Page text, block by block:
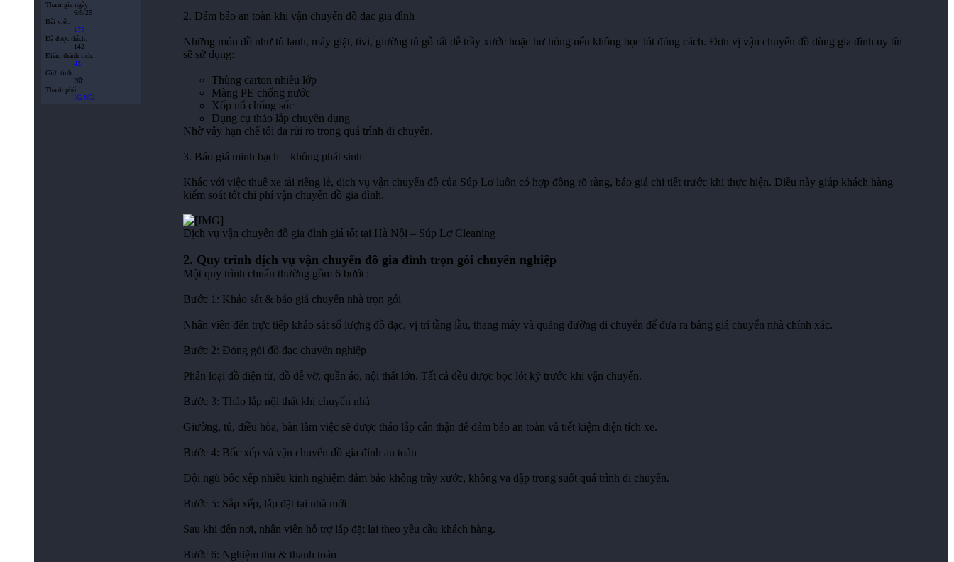
Tham gia ngày:
6/5/25
Bài viết:
173
Đã được thích:
142
Điểm thành tích:
43
Giới tính:
Nữ
Thành phố:
Hà Nội
2. Đảm bảo an toàn khi vận chuyển đồ đạc gia đình
Những món đồ như tủ lạnh, máy giặt, tivi, giường tủ gỗ rất dễ trầy xước hoặc hư hỏng nếu không bọc lót đúng cách. Đơn vị vận chuyển đồ dùng gia đình uy tín
sẽ sử dụng:
Thùng carton nhiều lớp
Màng PE chống nước
Xốp nổ chống sốc
Dụng cụ tháo lắp chuyên dụng
Nhờ vậy hạn chế tối đa rủi ro trong quá trình di chuyển.
3. Báo giá minh bạch – không phát sinh
Khác với việc thuê xe tải riêng lẻ, dịch vụ vận chuyển đồ của Súp Lơ luôn có hợp đồng rõ ràng, báo giá chi tiết trước khi thực hiện. Điều này giúp khách hàng
kiểm soát tốt chi phí vận chuyển đồ gia đình.
Dịch vụ vận chuyển đồ gia đình giá tốt tại Hà Nội – Súp Lơ Cleaning
2. Quy trình dịch vụ vận chuyển đồ gia đình trọn gói chuyên nghiệp
Một quy trình chuẩn thường gồm 6 bước:
Bước 1: Khảo sát & báo giá chuyển nhà trọn gói
Nhân viên đến trực tiếp khảo sát số lượng đồ đạc, vị trí tầng lầu, thang máy và quãng đường di chuyển để đưa ra bảng giá chuyển nhà chính xác.
Bước 2: Đóng gói đồ đạc chuyên nghiệp
Phân loại đồ điện tử, đồ dễ vỡ, quần áo, nội thất lớn. Tất cả đều được bọc lót kỹ trước khi vận chuyển.
Bước 3: Tháo lắp nội thất khi chuyển nhà
Giường, tủ, điều hòa, bàn làm việc sẽ được tháo lắp cẩn thận để đảm bảo an toàn và tiết kiệm diện tích xe.
Bước 4: Bốc xếp và vận chuyển đồ gia đình an toàn
Đội ngũ bốc xếp nhiều kinh nghiệm đảm bảo không trầy xước, không va đập trong suốt quá trình di chuyển.
Bước 5: Sắp xếp, lắp đặt tại nhà mới
Sau khi đến nơi, nhân viên hỗ trợ lắp đặt lại theo yêu cầu khách hàng.
Bước 6: Nghiệm thu & thanh toán